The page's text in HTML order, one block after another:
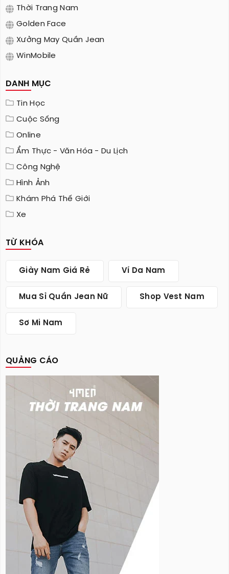
Thời Trang Nam
Golden Face
Xưởng May Quần Jean
WinMobile
DANH MỤC
Tin Học
Cuộc Sống
Online
Ẩm Thực - Văn Hóa - Du Lịch
Công Nghệ
Hình Ảnh
Khám Phá Thế Giới
Xe
TỪ KHÓA
Giày Nam Giá Rẻ Ví Da Nam
Mua Sỉ Quần Jean Nữ Shop Vest Nam
Sơ Mi Nam
QUẢNG CÁO